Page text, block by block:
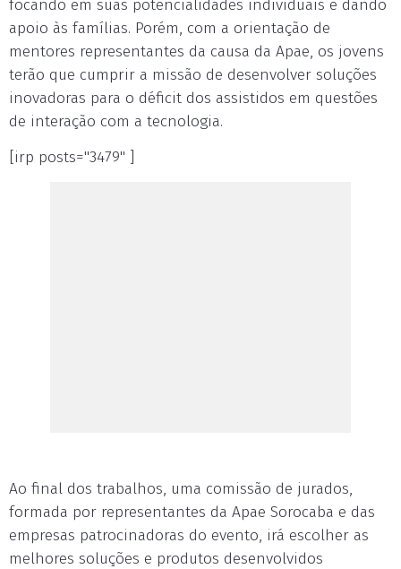
focando em suas potencialidades individuais e dando
apoio às famílias. Porém, com a orientação de
mentores representantes da causa da Apae, os jovens
terão que cumprir a missão de desenvolver soluções
inovadoras para o déficit dos assistidos em questões
de interação com a tecnologia.
[irp posts="3479" ]
Ao final dos trabalhos, uma comissão de jurados,
formada por representantes da Apae Sorocaba e das
empresas patrocinadoras do evento, irá escolher as
melhores soluções e produtos desenvolvidos